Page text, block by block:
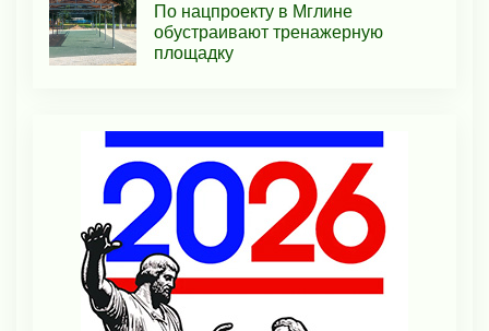
По нацпроекту в Мглине
обустраивают тренажерную
площадку